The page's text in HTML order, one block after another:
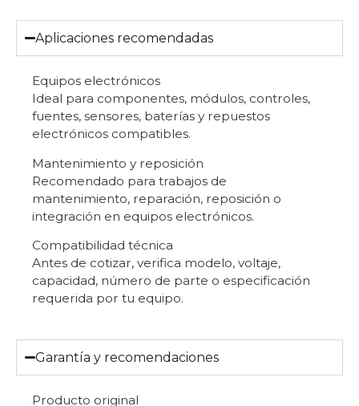
Aplicaciones recomendadas
Equipos electrónicos
Ideal para componentes, módulos, controles,
fuentes, sensores, baterías y repuestos
electrónicos compatibles.
Mantenimiento y reposición
Recomendado para trabajos de
mantenimiento, reparación, reposición o
integración en equipos electrónicos.
Compatibilidad técnica
Antes de cotizar, verifica modelo, voltaje,
capacidad, número de parte o especificación
requerida por tu equipo.
Garantía y recomendaciones
Producto original